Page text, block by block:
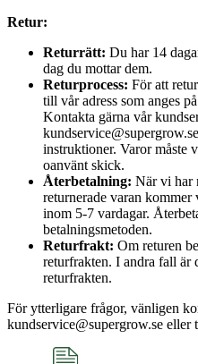
Retur:
Returrätt: Du har 14
dag du mottar dem.
Returprocess: För att
till vår adress som anges
Kontakta gärna vår
instruktioner. Varor måste
oanvänt skick.
Återbetalning: När vi har
returnerade varan
inom 5-7 vardagar.
betalningsmetoden.
Returfrakt: Om returen
returfrakten. I andra fall är
returfrakten.
För ytterligare frågor, vänligen
kundservice@supergrow.se eller